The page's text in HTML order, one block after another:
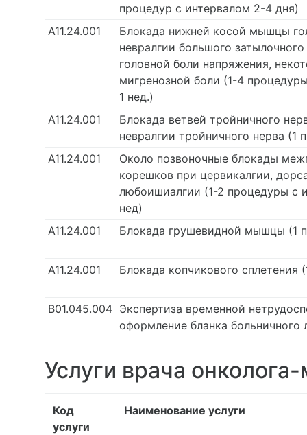
процедур с интервалом 2-4 дня)
А11.24.001
Блокада нижней косой мышцы
невралгии большого затылочного
головной боли напряжения,
мигренозной боли (1-4
1 нед.)
А11.24.001
Блокада ветвей тройничного
невралгии тройничного нерва (1
А11.24.001
Около позвоночные блокады
корешков при цервикалгии,
любоишиалгии (1-2 процедуры с
нед)
А11.24.001
Блокада грушевидной мышцы (1
А11.24.001 Блокада копчикового сплетения
В01.045.004 Экспертиза временной
оформление бланка больничного
Услуги врача
Код
услуги
Наименование услуги